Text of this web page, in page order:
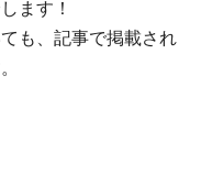
ます！
も、記事で掲載され